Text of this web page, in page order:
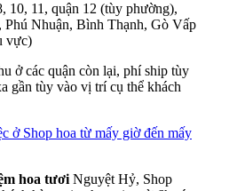
10, 11, quận 12 (tùy phường),
Phú Nhuận, Bình Thạnh, Gò Vấp
vực)
ở các quận còn lại, phí ship tùy
gần tùy vào vị trí cụ thể khách
ở Shop hoa từ mấy giờ đến mấy
hoa tươi Nguyệt Hỷ, Shop